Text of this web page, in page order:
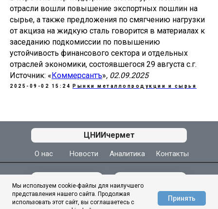
отрасли вошли повышение экспортных пошлин на
сырье, а также предложения по смягчению нагрузки
от акциза на жидкую сталь говорится в материалах к
заседанию подкомиссии по повышению
устойчивость финансового сектора и отдельных
отраслей экономики, состоявшегося 29 августа с.г.
Источник: «Коммерсантъ», 02.09.2025
2025-09-02 15:24 Рынки металлопродукции и сырья
О нас Контакты
Аналитика
Новости
ЦНИИчермет
Мы используем cookie-файлы для наилучшего
представления нашего сайта. Продолжая
использовать этот сайт, вы соглашаетесь с
Принять